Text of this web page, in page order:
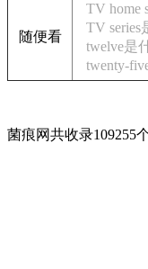
随便看
TV home
TV series
twelve是
twenty-
菌痕网共收录109255